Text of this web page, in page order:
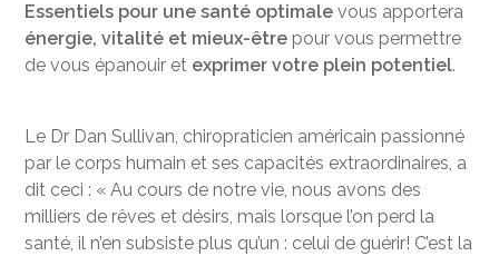
Essentiels pour une santé optimale vous apportera
énergie, vitalité et mieux-être pour vous permettre
de vous épanouir et exprimer votre plein potentiel.
Le Dr Dan Sullivan, chiropraticien américain passionné
par le corps humain et ses capacités extraordinaires, a
dit ceci : « Au cours de notre vie, nous avons des
milliers de rêves et désirs, mais lorsque l’on perd la
santé, il n’en subsiste plus qu’un : celui de guérir! C’est la